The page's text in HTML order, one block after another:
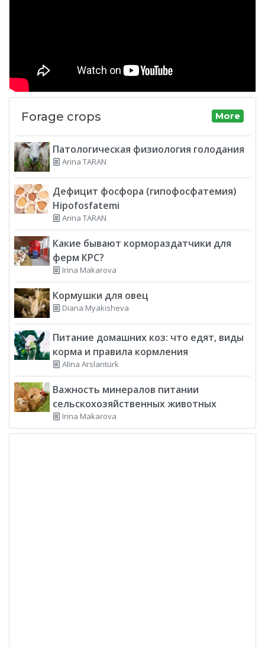
Forage crops More
Патологическая физиология голодания
Arina TARAN
Дефицит фосфора (гипофосфатемия)
Hipofosfatemi
Arina TARAN
Какие бывают кормораздатчики для
ферм КРС?
Irina Makarova
Кормушки для овец
Diana Myakisheva
Питание домашних коз: что едят, виды
корма и правила кормления
Alina Arslantürk
Важность минералов питании
сельскохозяйственных животных
Irina Makarova